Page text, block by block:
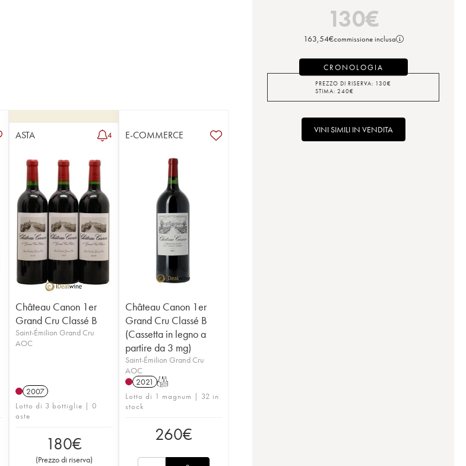
ASTA 4
Château Canon 1er
Grand Cru Classé B
Saint-Émilion Grand Cru
AOC
2007
Lotto di 3 bottiglie | 0
aste
180€
(Prezzo di riserva)
E-COMMERCE
Château Canon 1er
Grand Cru Classé B
(Cassetta in legno a
partire da 3 mg)
Saint-Émilion Grand Cru
AOC
2021 T
Lotto di 1 magnum | 32 in
stock
260€
130€
163,54€commissione inclusa
CRONOLOGIA
PREZZO DI RISERVA: 130€
STIMA: 240€
VINI SIMILI IN VENDITA